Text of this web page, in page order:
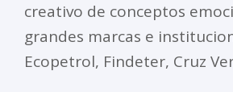
creativo de conceptos
grandes marcas e
Ecopetrol, Findeter, Cruz